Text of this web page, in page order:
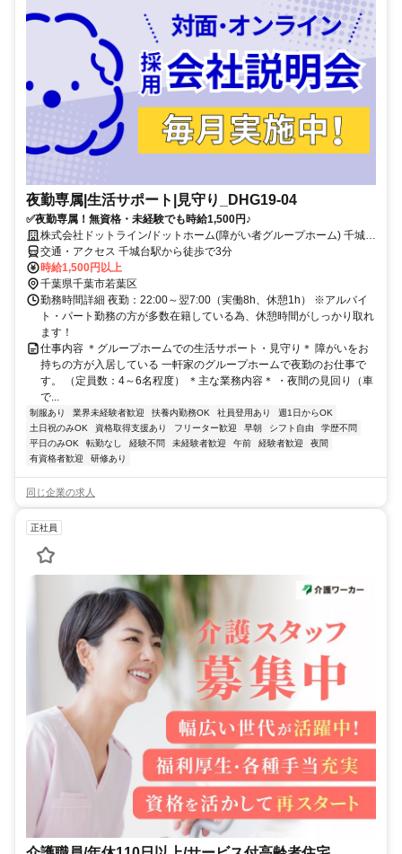
夜勤専属|生活サポート|見守り_DHG19-04
✅夜勤専属！無資格・未経験でも時給1,500円♪
株式会社ドットライン/ドットホーム(障がい者グループホーム) 千城台
北第2
交通・アクセス 千城台駅から徒歩で3分
時給1,500円以上
千葉県千葉市若葉区
勤務時間詳細 夜勤：22:00～翌7:00（実働8h、休憩1h） ※アルバイ
ト・パート勤務の方が多数在籍している為、休憩時間がしっかり取れ
ます！
仕事内容 ＊グループホームでの生活サポート・見守り＊ 障がいをお
持ちの方が入居している 一軒家のグループホームで夜勤のお仕事で
す。 （定員数：4～6名程度） ＊主な業務内容＊ ・夜間の見回り（車
で...
制服あり 業界未経験者歓迎 扶養内勤務OK 社員登用あり
週1日からOK
土日祝のみOK
資格取得支援あり フリーター歓迎 早朝 シフト自由
学歴不問
平日のみOK
転勤なし 経験不問 未経験者歓迎 午前 経験者歓迎
夜間
有資格者歓迎
研修あり
同じ企業の求人
正社員